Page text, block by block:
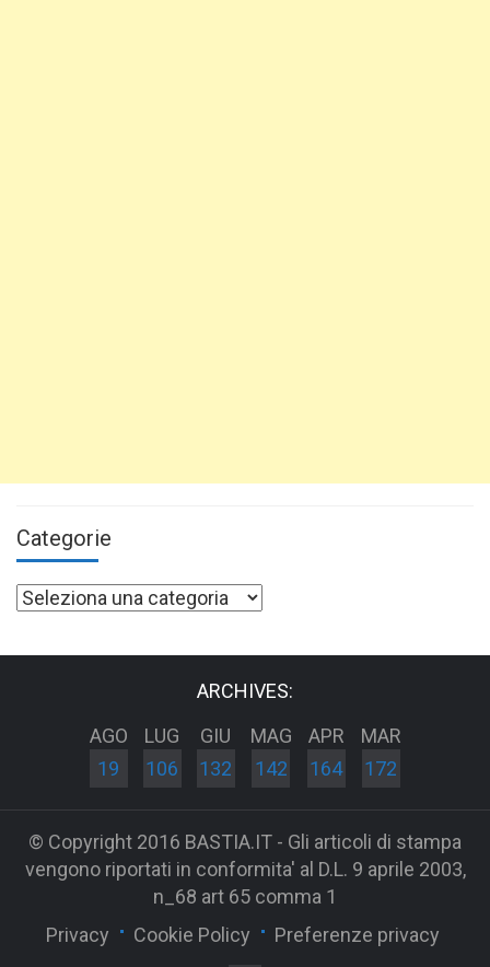
Categorie
Categorie
ARCHIVES:
AGO
19
LUG
106
GIU
132
MAG
142
APR
164
MAR
172
© Copyright 2016 BASTIA.IT - Gli articoli di stampa
vengono riportati in conformita' al D.L. 9 aprile 2003,
n_68 art 65 comma 1
Privacy
Cookie Policy Preferenze privacy